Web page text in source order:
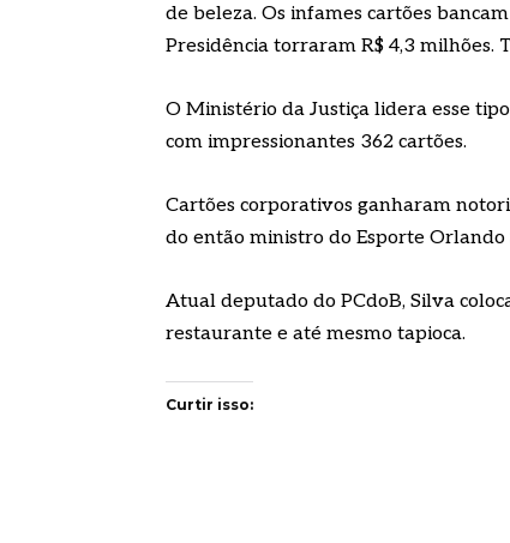
de beleza. Os infames cartões
Presidência torraram R$ 4,3 milhões.
O Ministério da Justiça lidera esse
com impressionantes 362 cartões.
Cartões corporativos ganharam
do então ministro do Esporte Orlando
Atual deputado do PCdoB, Silva
restaurante e até mesmo tapioca.
Curtir isso: